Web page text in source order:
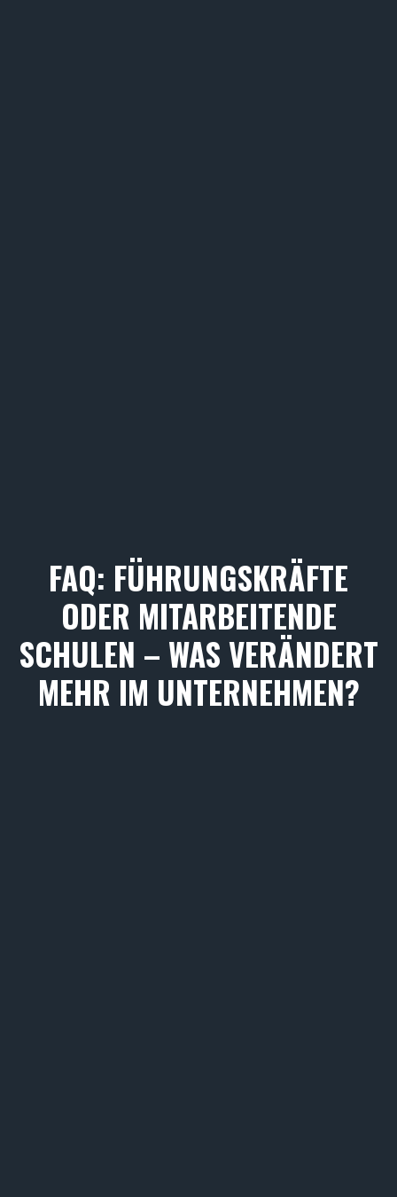
FAQ: FÜHRUNGSKRÄFTE
ODER MITARBEITENDE
SCHULEN – WAS VERÄNDERT
MEHR IM UNTERNEHMEN?